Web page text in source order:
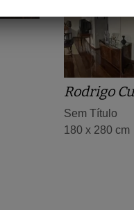
Rodrigo
Sem Título
180 x 280 cm